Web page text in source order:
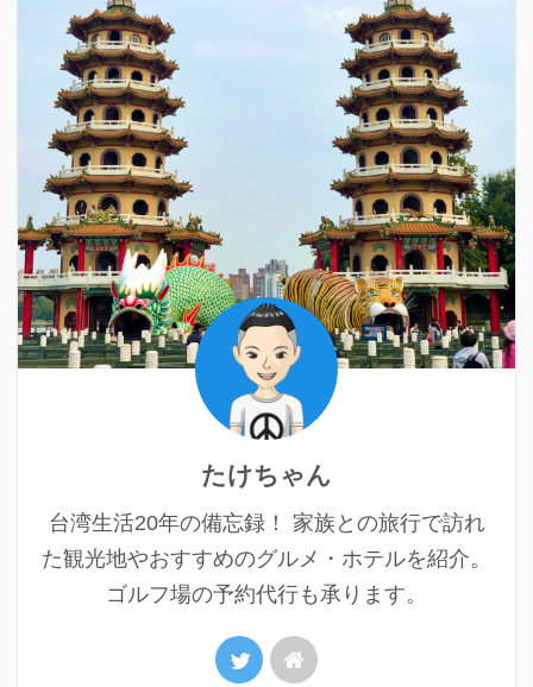
たけちゃん
台湾生活20年の備忘録！ 家族との旅行で訪れ
た観光地やおすすめのグルメ・ホテルを紹介。
ゴルフ場の予約代行も承ります。